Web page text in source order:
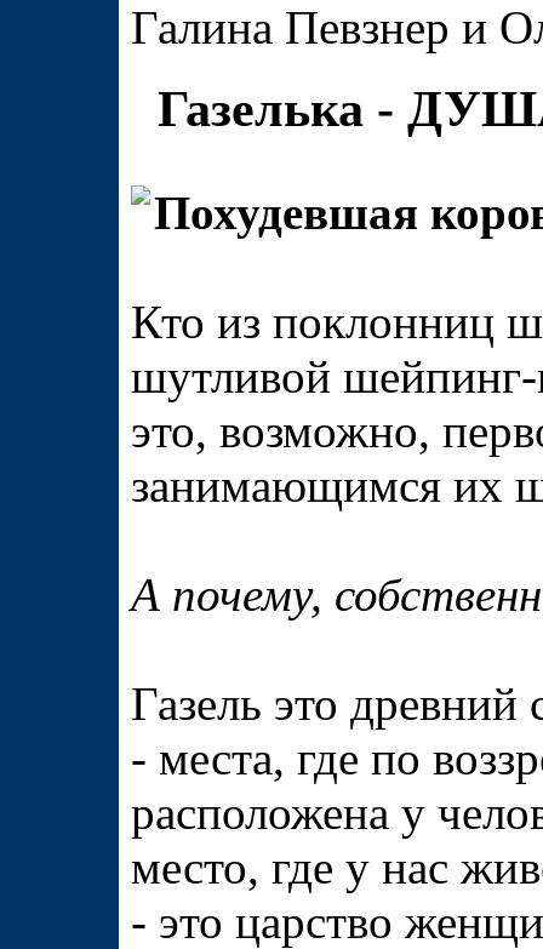
Галина Певзнер и
Газелька -
Похудевшая
Кто из поклонниц
шутливой
это, возможно,
занимающимся их
А почему,
Газель это древний
- места, где по
расположена у
место, где у нас
- это царство